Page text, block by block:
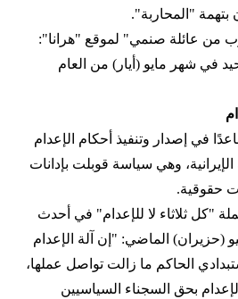
"المحاربة".
من عائلة صنمي" لموقع "هرانا":
في شهر مايو (أيار) من العام
في إصدار وتنفيذ أحكام الإعدام
وهي سياسة قوبلت بإدانات
حقوقية.
"كل ثلاثاء لا للإعدام" في أحدث
لها الصادر في 30 يونيو (حزيران) الماضي: "إن آلة الإعدام
الحاكم ما زالت تواصل عملها،
بحق السجناء السياسيين